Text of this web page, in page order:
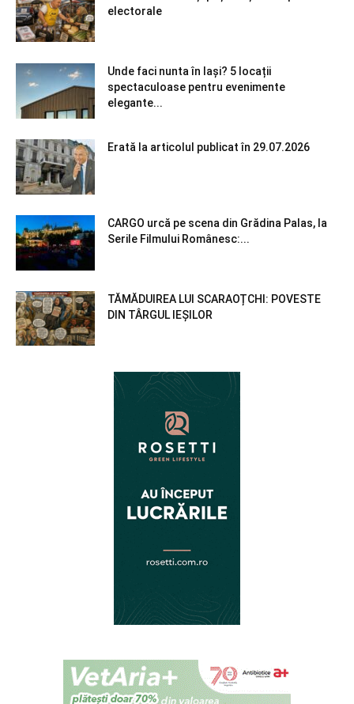
electorale
Unde faci nunta în Iași? 5 locații
spectaculoase pentru evenimente
elegante...
Erată la articolul publicat în 29.07.2026
CARGO urcă pe scena din Grădina Palas, la
Serile Filmului Românesc:...
TĂMĂDUIREA LUI SCARAOȚCHI: POVESTE
DIN TÂRGUL IEȘILOR